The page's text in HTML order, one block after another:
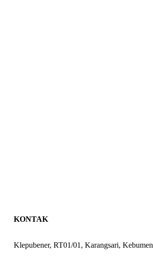
KONTAK
Klepubener, RT01/01, Karangsari, Kebumen